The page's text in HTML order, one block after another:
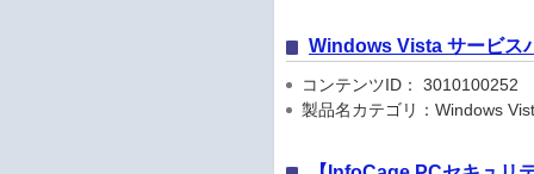
Windows Vista サービス
コンテンツID： 3010100252
製品名カテゴリ：Windows